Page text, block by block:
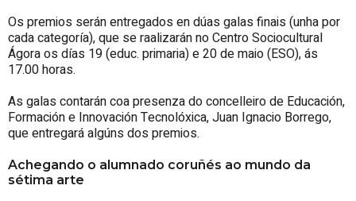
Os premios serán entregados en dúas galas finais (unha por
cada categoría), que se raalizarán no Centro Sociocultural
Ágora os días 19 (educ. primaria) e 20 de maio (ESO), ás
17.00 horas.
As galas contarán coa presenza do concelleiro de Educación,
Formación e Innovación Tecnolóxica, Juan Ignacio Borrego,
que entregará algúns dos premios.
Achegando o alumnado coruñés ao mundo da
sétima arte